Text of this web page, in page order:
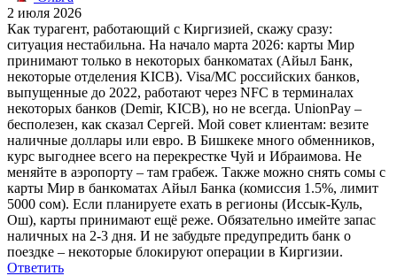
2 июля 2026
Как турагент, работающий с Киргизией, скажу сразу:
ситуация нестабильна. На начало марта 2026: карты Мир
принимают только в некоторых банкоматах (Айыл Банк,
некоторые отделения KICB). Visa/MC российских банков,
выпущенные до 2022, работают через NFC в терминалах
некоторых банков (Demir, KICB), но не всегда. UnionPay –
бесполезен, как сказал Сергей. Мой совет клиентам: везите
наличные доллары или евро. В Бишкеке много обменников,
курс выгоднее всего на перекрестке Чуй и Ибраимова. Не
меняйте в аэропорту – там грабеж. Также можно снять сомы с
карты Мир в банкоматах Айыл Банка (комиссия 1.5%, лимит
5000 сом). Если планируете ехать в регионы (Иссык-Куль,
Ош), карты принимают ещё реже. Обязательно имейте запас
наличных на 2-3 дня. И не забудьте предупредить банк о
поездке – некоторые блокируют операции в Киргизии.
Ответить